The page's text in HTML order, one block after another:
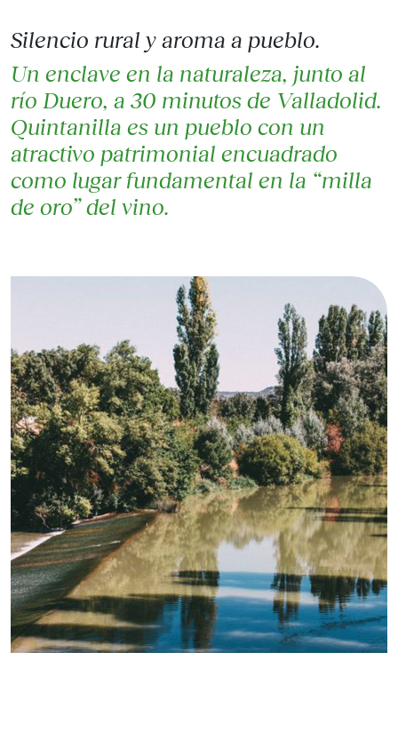
Silencio rural y aroma a pueblo.
Un enclave en la naturaleza, junto al
río Duero, a 30 minutos de Valladolid.
Quintanilla es un pueblo con un
atractivo patrimonial encuadrado
como lugar fundamental en la “milla
de oro” del vino.